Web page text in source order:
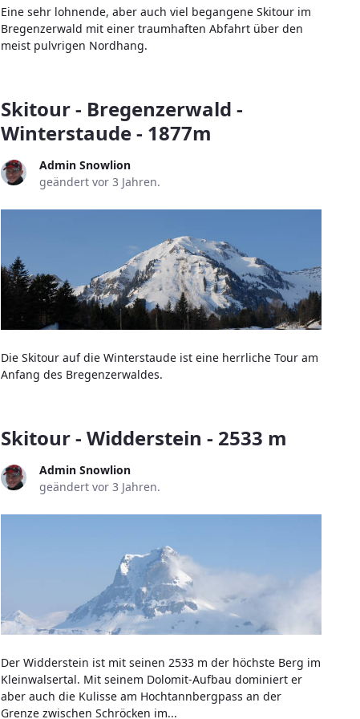
Eine sehr lohnende, aber auch viel begangene Skitour im
Bregenzerwald mit einer traumhaften Abfahrt über den
meist pulvrigen Nordhang.
Skitour - Bregenzerwald -
Winterstaude - 1877m
Admin Snowlion
geändert vor 3 Jahren.
Die Skitour auf die Winterstaude ist eine herrliche Tour am
Anfang des Bregenzerwaldes.
Skitour - Widderstein - 2533 m
Admin Snowlion
geändert vor 3 Jahren.
Der Widderstein ist mit seinen 2533 m der höchste Berg im
Kleinwalsertal. Mit seinem Dolomit-Aufbau dominiert er
aber auch die Kulisse am Hochtannbergpass an der
Grenze zwischen Schröcken im...